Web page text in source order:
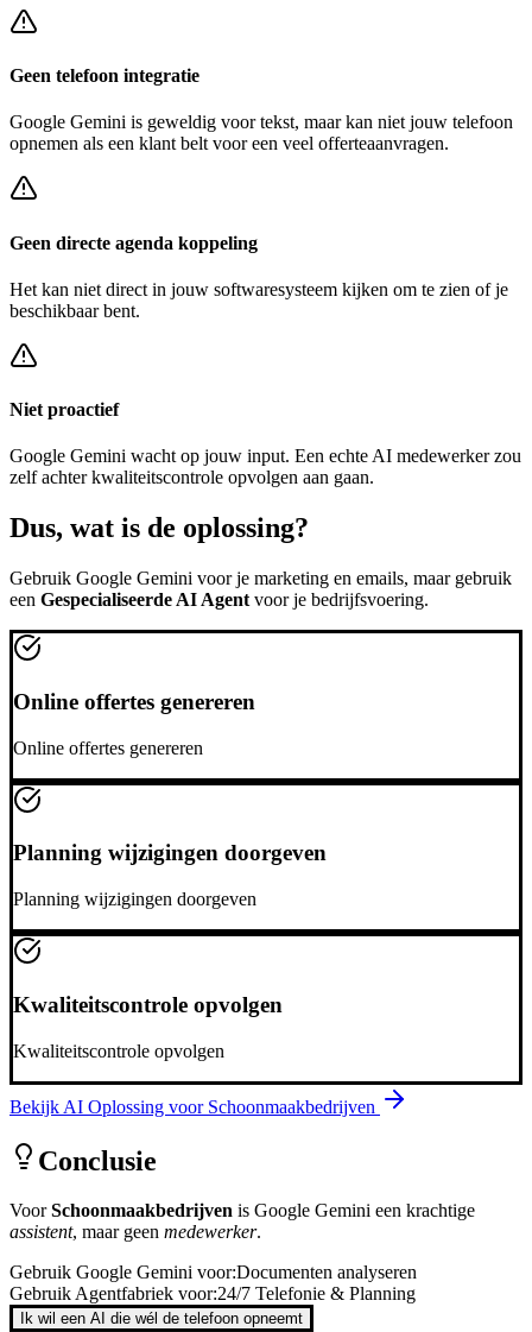
Geen telefoon integratie
Google Gemini is geweldig voor tekst, maar kan niet jouw telefoon
opnemen als een klant belt voor een veel offerteaanvragen.
Geen directe agenda koppeling
Het kan niet direct in jouw softwaresysteem kijken om te zien of je
beschikbaar bent.
Niet proactief
Google Gemini wacht op jouw input. Een echte AI medewerker zou
zelf achterkwaliteitscontrole opvolgen aan gaan.
Dus, wat is de oplossing?
Gebruik Google Gemini voor je marketing en emails, maar gebruik
een Gespecialiseerde AI Agent voor je bedrijfsvoering.
Online offertes genereren
Online offertes genereren
Planning wijzigingen doorgeven
Planning wijzigingen doorgeven
Kwaliteitscontrole opvolgen
Kwaliteitscontrole opvolgen
Bekijk AI Oplossing voor Schoonmaakbedrijven
Conclusie
VoorSchoonmaakbedrijven is Google Gemini een krachtige
assistent, maar geen medewerker.
Gebruik Google Gemini voor:Documenten analyseren
Gebruik Agentfabriek voor:24/7 Telefonie & Planning
Ik wil een AI die wél de telefoon opneemt